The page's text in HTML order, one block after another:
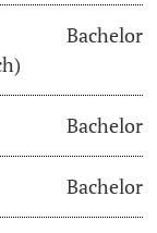
Bachelor
Bachelor
Bachelor